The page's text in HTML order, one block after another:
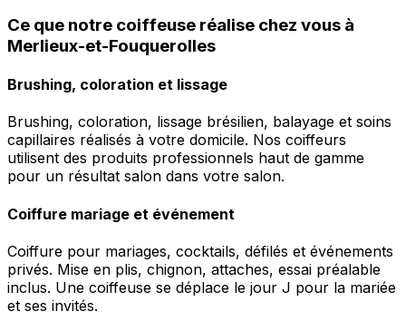
Ce que notre coiffeuse réalise chez vous à
Merlieux-et-Fouquerolles
Brushing, coloration et lissage
Brushing, coloration, lissage brésilien, balayage et soins
capillaires réalisés à votre domicile. Nos coiffeurs
utilisent des produits professionnels haut de gamme
pour un résultat salon dans votre salon.
Coiffure mariage et événement
Coiffure pour mariages, cocktails, défilés et événements
privés. Mise en plis, chignon, attaches, essai préalable
inclus. Une coiffeuse se déplace le jour J pour la mariée
et ses invités.